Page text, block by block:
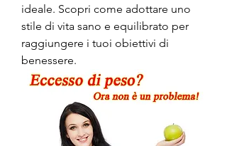
ideale. Scopri come adottare uno
stile di vita sano e equilibrato per
raggiungere i tuoi obiettivi di
benessere.